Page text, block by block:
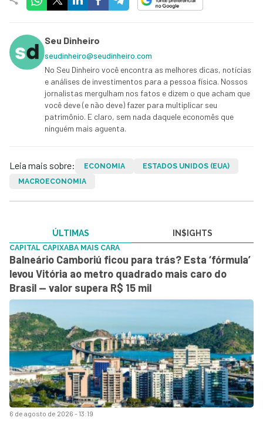
Seu Dinheiro
seudinheiro@seudinheiro.com
No Seu Dinheiro você encontra as melhores dicas, notícias
e análises de investimentos para a pessoa física. Nossos
jornalistas mergulham nos fatos e dizem o que acham que
você deve (e não deve) fazer para multiplicar seu
patrimônio. E claro, sem nada daquele economês que
ninguém mais aguenta.
Leia mais sobre: ECONOMIA
ESTADOS UNIDOS (EUA)
MACROECONOMIA
ÚLTIMAS IN$IGHTS
6 de agosto de 2026 - 13:19
CAPITAL CAPIXABA MAIS CARA
Balneário Camboriú ficou para trás? Esta ‘fórmula’
levou Vitória ao metro quadrado mais caro do
Brasil — valor supera R$ 15 mil